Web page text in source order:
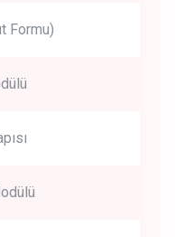
Formu)